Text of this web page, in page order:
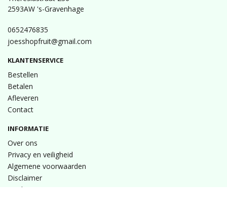
2593AW 's-Gravenhage
0652476835
joesshopfruit@gmail.com
KLANTENSERVICE
Bestellen
Betalen
Afleveren
Contact
INFORMATIE
Over ons
Privacy en veiligheid
Algemene voorwaarden
Disclaimer
Cookies